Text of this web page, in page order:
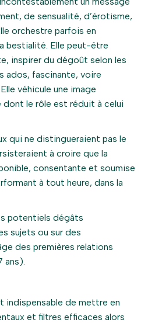
de sensualité, d’érotisme,
orchestre parfois en
bestialité. Elle peut-être
inspirer du dégoût selon les
ados, fascinante, voire
véhicule une image
le rôle est réduit à celui
qui ne distingueraient pas le
à croire que la
consentante et soumise
à tout heure, dans la
potentiels dégâts
sujets ou sur des
des premières relations
ans).
indispensable de mettre en
et filtres efficaces alors